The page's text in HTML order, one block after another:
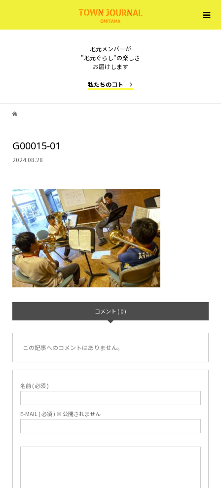
地元メンバーが
"地元ぐらし"の楽しさ
お届けします
私たちのコト
G00015-01
2024.08.28
コメント ( 0 )
この記事へのコメントはありません。
名前 ( 必須 )
E-MAIL ( 必須 ) ※ 公開されません